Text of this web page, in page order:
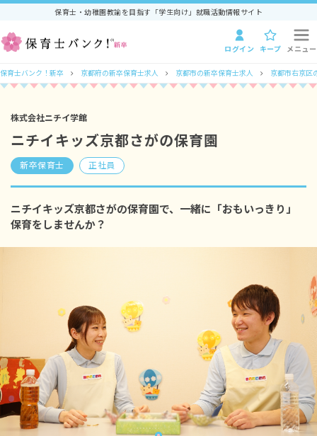
保育士・幼稚園教諭を目指す「学生向け」就職活動情報サイト
ログイン キープ メニュー
保育士バンク！新卒 京都府の新卒保育士求人 京都市の新卒保育士求人 京都市右京区
株式会社ニチイ学館
ニチイキッズ京都さがの保育園
新卒保育士 正社員
ニチイキッズ京都さがの保育園で、一緒に「おもいっきり」
保育をしませんか？